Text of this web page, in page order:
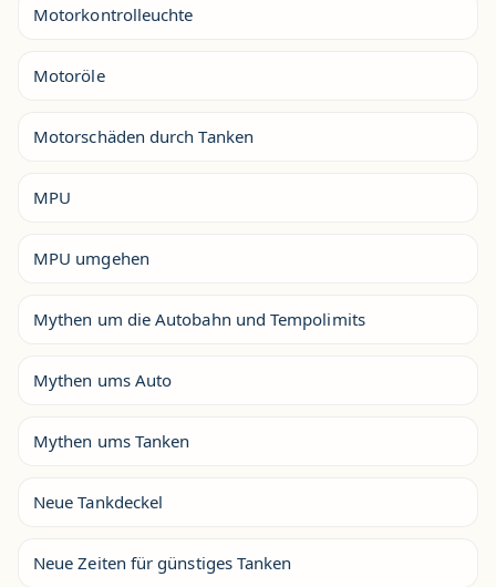
Motorkontrolleuchte
Motoröle
Motorschäden durch Tanken
MPU
MPU umgehen
Mythen um die Autobahn und Tempolimits
Mythen ums Auto
Mythen ums Tanken
Neue Tankdeckel
Neue Zeiten für günstiges Tanken